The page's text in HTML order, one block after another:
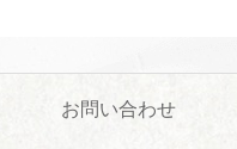
お問い合わせ